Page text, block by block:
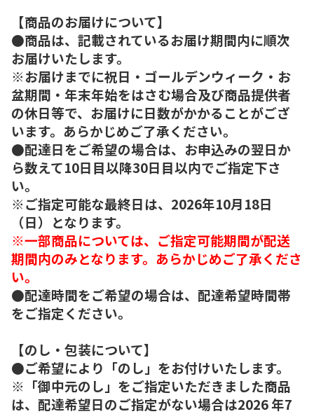
【商品のお届けについて】
●商品は、記載されているお届け期間内に順次
お届けいたします。
※お届けまでに祝日・ゴールデンウィーク・お
盆期間・年末年始をはさむ場合及び商品提供者
の休日等で、お届けに日数がかかることがござ
います。あらかじめご了承ください。
●配達日をご希望の場合は、お申込みの翌日か
ら数えて10日目以降30日目以内でご指定下さ
い。
※ご指定可能な最終日は、2026年10月18日
（日）となります。
※一部商品については、ご指定可能期間が配送
期間内のみとなります。あらかじめご了承くださ
い。
●配達時間をご希望の場合は、配達希望時間帯
をご指定ください。
【のし・包装について】
●ご希望により「のし」をお付けいたします。
※「御中元のし」をご指定いただきました商品
は、配達希望日のご指定がない場合は2026 年7